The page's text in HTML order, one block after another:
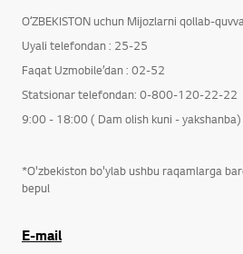
OʻZBEKISTON uchun Mijozlarni qollab-
Uyali telefondan : 25-25
Faqat Uzmobile’dan : 02-52
Statsionar telefondan: 0-800-120-22-22
9:00 - 18:00 ( Dam olish kuni - yakshanba)
*O'zbekiston bo'ylab ushbu raqamlarga
bepul
E-mail